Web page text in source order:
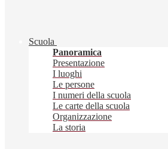
Scuola
Panoramica
Presentazione
I luoghi
Le persone
I numeri della scuola
Le carte della scuola
Organizzazione
La storia